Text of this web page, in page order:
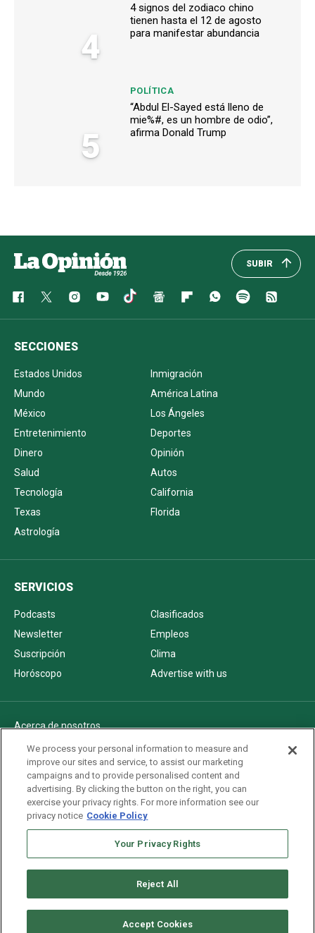
4
4 signos del zodiaco chino
tienen hasta el 12 de agosto
para manifestar abundancia
5
POLÍTICA
“Abdul El-Sayed está lleno de
mie%#, es un hombre de odio”,
afirma Donald Trump
SUBIR
SECCIONES
Estados Unidos
Inmigración
Mundo
América Latina
México
Los Ángeles
Entretenimiento
Deportes
Dinero
Opinión
Salud
Autos
Tecnología
California
Texas
Florida
Astrología
SERVICIOS
Podcasts
Clasificados
Newsletter
Empleos
Suscripción
Clima
Horóscopo
Advertise with us
Acerca de nosotros
Politica de privacidad
Pautas Editoriales
AdChoices
Advertise with us
Newsletters
We process your personal information to measure and
improve our sites and service, to assist our marketing
campaigns and to provide personalised content and
advertising. By clicking the button on the right, you can
exercise your privacy rights. For more information see our
privacy notice Cookie Policy
Your Privacy Rights
Reject All
Accept Cookies